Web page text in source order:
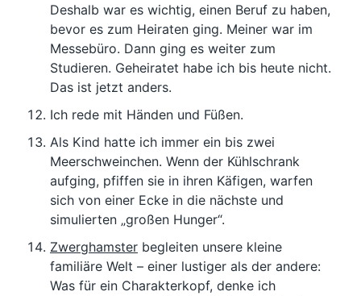
Deshalb war es wichtig, einen Beruf zu haben,
bevor es zum Heiraten ging. Meiner war im
Messebüro. Dann ging es weiter zum
Studieren. Geheiratet habe ich bis heute nicht.
Das ist jetzt anders.
Ich rede mit Händen und Füßen.
Als Kind hatte ich immer ein bis zwei
Meerschweinchen. Wenn der Kühlschrank
aufging, pfiffen sie in ihren Käfigen, warfen
sich von einer Ecke in die nächste und
simulierten „großen Hunger“.
Zwerghamster begleiten unsere kleine
familiäre Welt – einer lustiger als der andere:
Was für ein Charakterkopf, denke ich